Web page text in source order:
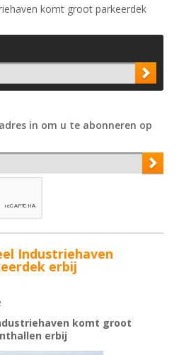
komt groot parkeerdek
in om u te abonneren op
Industriehaven
erbij
komt groot
erbij